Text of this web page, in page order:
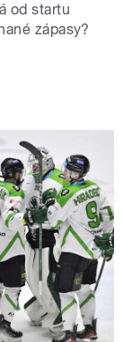
od startu
zápasy?